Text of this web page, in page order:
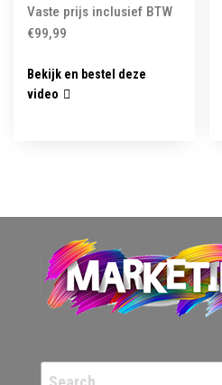
Vaste prijs inclusief BTW
€99,99
Bekijk en bestel deze
video
Search